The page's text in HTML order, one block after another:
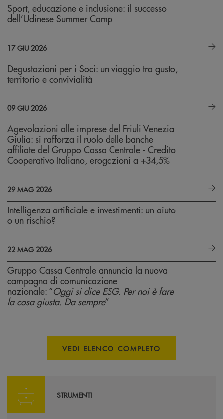
Sport, educazione e inclusione: il successo
dell’Udinese Summer Camp
17 GIU 2026
Degustazioni per i Soci: un viaggio tra gusto,
territorio e convivialità
09 GIU 2026
Agevolazioni alle imprese del Friuli Venezia
Giulia: si rafforza il ruolo delle banche
affiliate del Gruppo Cassa Centrale - Credito
Cooperativo Italiano, erogazioni a +34,5%
29 MAG 2026
Intelligenza artificiale e investimenti: un aiuto
o un rischio?
22 MAG 2026
Gruppo Cassa Centrale annuncia la nuova
campagna di comunicazione
nazionale: “Oggi si dice ESG. Per noi è fare
la cosa giusta. Da sempre”
VEDI ELENCO COMPLETO
STRUMENTI